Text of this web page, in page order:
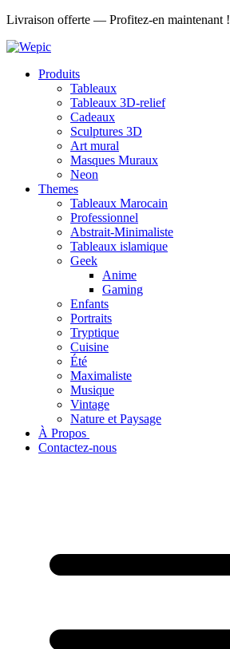
Aller
contenu
Livraison offerte — Profitez-en maintenant !
Produits
Tableaux
Tableaux 3D-relief
Cadeaux
Sculptures 3D
Art mural
Masques Muraux
Neon
Themes
Tableaux Marocain
Professionnel
Abstrait-Minimaliste
Tableaux islamique
Geek
Anime
Gaming
Enfants
Portraits
Tryptique
Cuisine
Été
Maximaliste
Musique
Vintage
Nature et Paysage
À Propos ​
Contactez-nous